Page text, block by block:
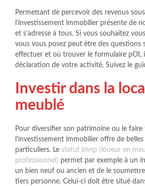
Permettant de percevoir des revenus
l’investissement immobilier présente de
et s’adresse à tous. Si vous souhaitez
vous vous posez peut être des questions
effectuer et où trouver le formulaire pOI,
déclaration de votre activité. Suivez le
Investir dans la
meublé
Pour diversifier son patrimoine ou le
l’investissement immobilier offre de
particuliers. Le statut lmnp (loueur en
professionnel) permet par exemple à un
un bien neuf ou ancien et de le
tiers personne. Celui-ci doit être situé